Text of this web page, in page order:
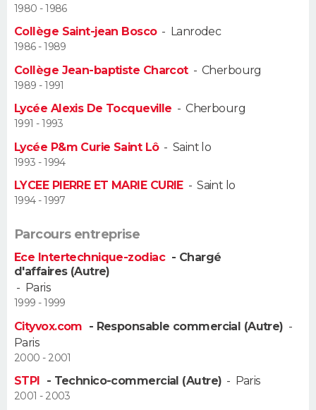
Alimentation
Guide de la santé
Maladies
Médicaments
Sommeil
VOYAGE
PHOTO
CARTE DE VOEUX
Carte de Noël
Carte Bonne année
Carte Saint-Valentin
Carte Pâques
Carte d'anniversaire
DICTIONNAIRE
PROGRAMME TV
COPAINS D'AVANT
S'inscrire
Se connecter
Lycées
Collèges
Primaires
Universités
Entreprises
Service militaire
Avis de recherche
FORUM
Bricolage
Lifestyle
Culture
Sport
Auto
Television
Voyage
Cinema
1980 - 1986
Collège Saint-jean Bosco- Lanrodec
1986 - 1989
Collège Jean-baptiste Charcot- Cherbourg
1989 - 1991
Lycée Alexis De Tocqueville -Cherbourg
1991 - 1993
Lycée P&m Curie Saint Lô- Saint lo
1993 - 1994
LYCEE PIERRE ET MARIE CURIE-Saint lo
1994 - 1997
Parcours entreprise
Ece Intertechnique-zodiac - Chargé
d'affaires (Autre)
- Paris
1999 - 1999
Cityvox.com - Responsable commercial (Autre) -
Paris
2000 - 2001
STPI - Technico-commercial (Autre) - Paris
2001 - 2003